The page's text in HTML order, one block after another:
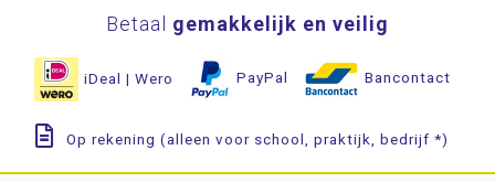
Betaal gemakkelijk en veilig
iDeal | Wero PayPal Bancontact
Op rekening (alleen voor school, praktijk, bedrijf *)